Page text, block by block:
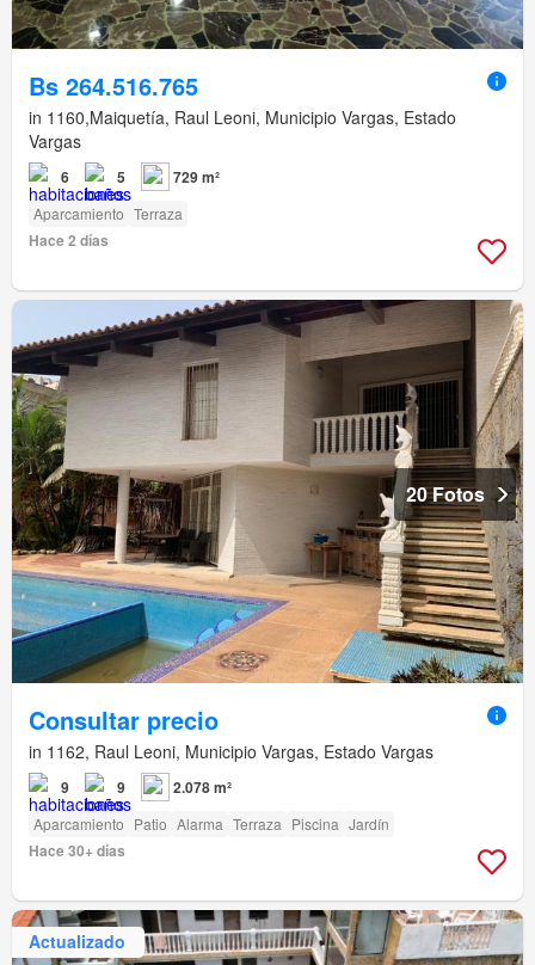
Bs 264.516.765
in 1160,Maiquetía, Raul Leoni, Municipio Vargas, Estado
Vargas
6 5 729 m²
Aparcamiento Terraza
Hace 2 días
20 Fotos
Consultar precio
in 1162, Raul Leoni, Municipio Vargas, Estado Vargas
9 9 2.078 m²
Aparcamiento Patio Alarma Terraza Piscina Jardín
Hace 30+ días
Actualizado